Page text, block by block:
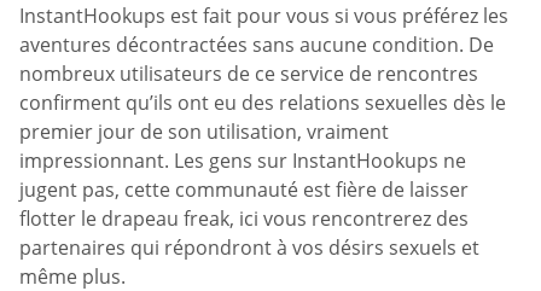
InstantHookups est fait pour vous si vous préférez les
aventures décontractées sans aucune condition. De
nombreux utilisateurs de ce service de rencontres
confirment qu’ils ont eu des relations sexuelles dès le
premier jour de son utilisation, vraiment
impressionnant. Les gens sur InstantHookups ne
jugent pas, cette communauté est fière de laisser
flotter le drapeau freak, ici vous rencontrerez des
partenaires qui répondront à vos désirs sexuels et
même plus.